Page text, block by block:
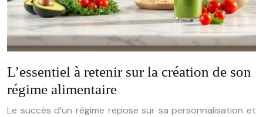
L’essentiel à retenir sur la création de son
régime alimentaire
Le succès d’un régime repose sur sa personnalisation et